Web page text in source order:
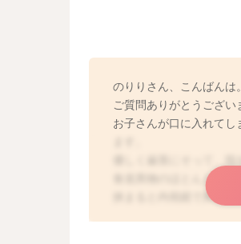
のりりさん、こんばんは。
ご質問ありがとうござい
お子さんが口に入れて
食道異物のほとんどは
挟まると内視鏡で異物